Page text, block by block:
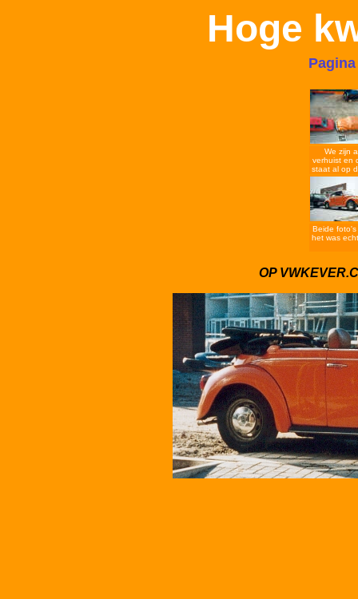
Hoge
We zijn
verhuist en
staat al op
Beide foto's
het was
OP